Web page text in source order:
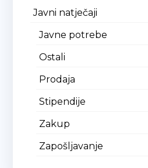
Javni natječaji
Javne potrebe
Ostali
Prodaja
Stipendije
Zakup
Zapošljavanje